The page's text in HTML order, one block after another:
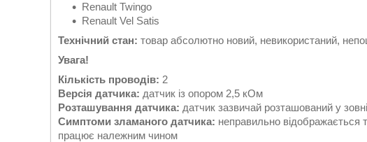
Renault Twingo
Renault Vel Satis
Технічний стан: товар абсолютно новий, невикористаний,
Увага!
Кількість проводів: 2
Версія датчика: датчик із опором 2,5 кОм
Розташування датчика: датчик зазвичай розташований у
Симптоми зламаного датчика: неправильно відображається
працює належним чином